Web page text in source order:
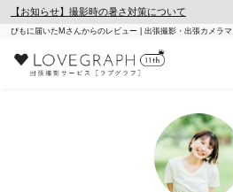
【お知らせ】撮影時の暑さ対策について
ぴもに届いたMさんからのレビュー | 出張撮影・出張カメラ